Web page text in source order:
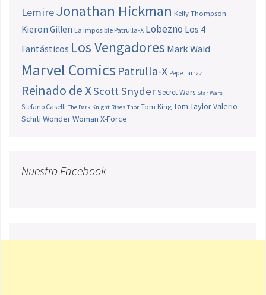
LemireJonathan Hickman Kelly Thompson
Kieron Gillen La Imposible Patrulla-X Lobezno Los 4
Fantásticos Los Vengadores Mark Waid
Marvel Comics Patrulla-X Pepe Larraz
Reinado de XScott SnyderSecret Wars Star Wars
Stefano Caselli The Dark Knight Rises Thor Tom King Tom TaylorValerio
Schiti Wonder Woman X-Force
Nuestro Facebook